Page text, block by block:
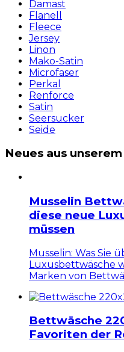
Damast
Flanell
Fleece
Jersey
Linon
Mako-Satin
Microfaser
Perkal
Renforce
Satin
Seersucker
Seide
Neues aus
Musselin
diese neue
müssen
Musselin: Was Sie
Luxusbettwäsche
Marken von
Bettwäsche
Favoriten der